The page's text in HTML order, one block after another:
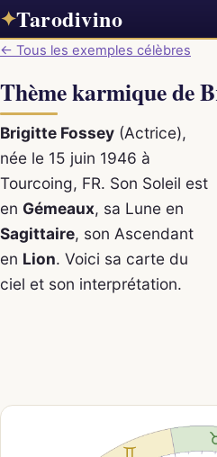
✦Tarodivino
← Tous les exemples célèbres
Thème karmique de
Brigitte Fossey (Actrice),
née le 15 juin 1946 à
Tourcoing, FR. Son Soleil est
en Gémeaux, sa Lune en
Sagittaire, son Ascendant
en Lion. Voici sa carte du
ciel et son interprétation.